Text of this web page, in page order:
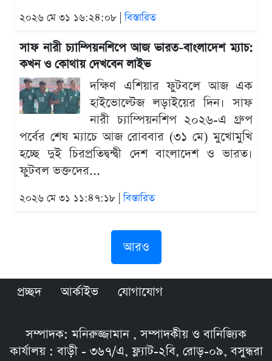
২০২৬ মে ৩১ ১৬:২৪:০৮ |বিস্তারিত
সাফ নারী চ্যাম্পিয়নশিপে আজ ভারত-বাংলাদেশ ম্যাচ:
কখন ও কোথায় দেখবেন লাইভ
দক্ষিণ এশিয়ার ফুটবলে আজ এক
হাইভোল্টেজ লড়াইয়ের দিন। সাফ
নারী চ্যাম্পিয়নশিপ ২০২৬-এ গ্রুপ
পর্বের শেষ ম্যাচে আজ রোববার (৩১ মে) মুখোমুখি
হচ্ছে দুই চিরপ্রতিদ্বন্দ্বী দেশ বাংলাদেশ ও ভারত।
ফুটবল ভক্তদের...
২০২৬ মে ৩১ ১১:৪৭:১৮ |বিস্তারিত
আরও
প্রচ্ছদ আর্কাইভ যোগাযোগ
সম্পাদক: মনিরুজ্জামান , সম্পাদকীয় ও বানিজ্যিক
কার্যালয় : বাড়ী - ৩৬৭/এ, ফ্ল্যাট-২বি, রোড়-০৯, বসুন্ধরা